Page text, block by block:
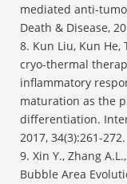
mediated anti-
Death & Disease,
8. Kun Liu, Kun He,
cryo-thermal
inflammatory
maturation as the
differentiation.
2017, 34(3):261-272.
9. Xin Y., Zhang
Bubble Area